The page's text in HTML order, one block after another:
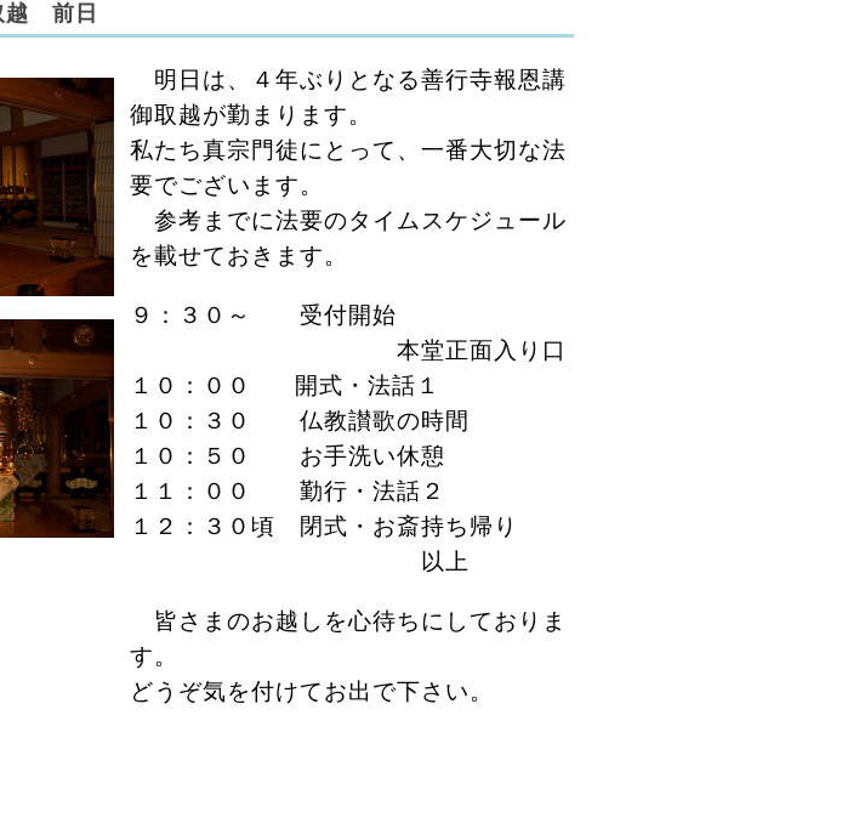
越 前日
明日は、４年ぶりとなる善行寺報恩講
御取越が勤まります。
私たち真宗門徒にとって、一番大切な法
要でございます。
参考までに法要のタイムスケジュール
を載せておきます。
９：３０～ 受付開始
本堂正面入り口
１０：００ 開式・法話１
１０：３０ 仏教讃歌の時間
１０：５０ お手洗い休憩
１１：００ 勤行・法話２
１２：３０頃 閉式・お斎持ち帰り
以上
皆さまのお越しを心待ちにしておりま
す。
どうぞ気を付けてお出で下さい。